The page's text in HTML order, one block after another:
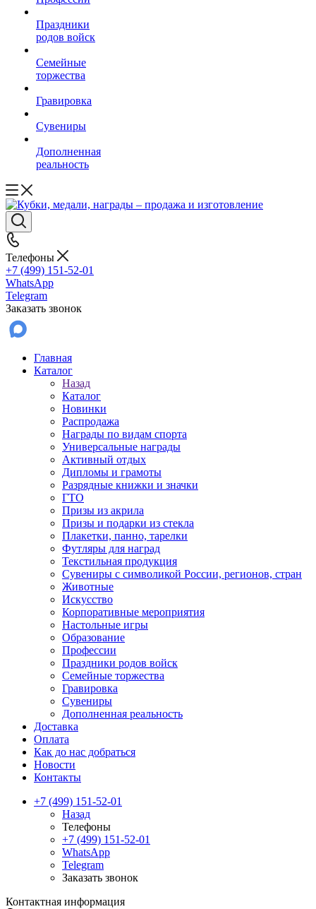
Праздники
родов войск
Семейные
торжества
Гравировка
Сувениры
Дополненная
реальность
Телефоны
+7 (499) 151-52-01
WhatsApp
Telegram
Заказать звонок
Главная
Каталог
Назад
Каталог
Новинки
Распродажа
Награды по видам спорта
Универсальные награды
Активный отдых
Дипломы и грамоты
Разрядные книжки и значки
ГТО
Призы из акрила
Призы и подарки из стекла
Плакетки, панно, тарелки
Футляры для наград
Текстильная продукция
Сувениры с символикой России, регионов, стран
Животные
Искусство
Корпоративные мероприятия
Настольные игры
Образование
Профессии
Праздники родов войск
Семейные торжества
Гравировка
Сувениры
Дополненная реальность
Доставка
Оплата
Как до нас добраться
Новости
Контакты
+7 (499) 151-52-01
Назад
Телефоны
+7 (499) 151-52-01
WhatsApp
Telegram
Заказать звонок
Контактная информация